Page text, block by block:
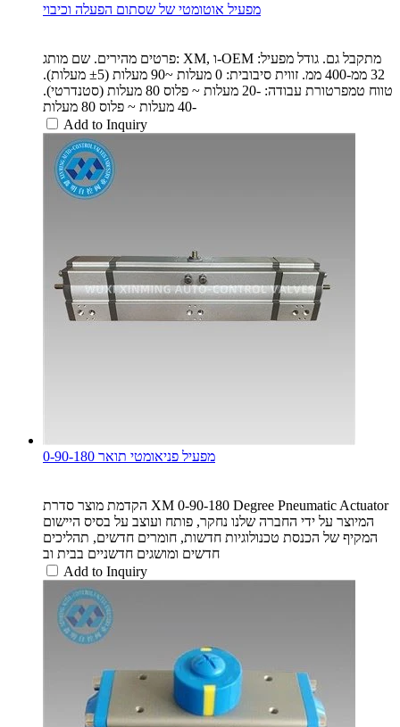
מפעיל אוטומטי של שסתום הפעלה וכיבוי
פרטים מהירים. שם מותג: XM, ו-OEM מתקבל גם. גודל מפעיל:
32 ממ-400 ממ. זווית סיבובית: 0 מעלות ~90 מעלות (±5 מעלות).
טווח טמפרטורת עבודה: -20 מעלות ~ פלוס 80 מעלות (סטנדרטי).
-40 מעלות ~ פלוס 80 מעלות
Add to Inquiry
0-90-180 מפעיל פניאומטי תואר
הקדמת מוצר סדרת XM 0-90-180 Degree Pneumatic Actuator
המיוצר על ידי החברה שלנו נחקר, פותח ועוצב על בסיס היישום
המקיף של הכנסת טכנולוגיות חדשות, חומרים חדשים, תהליכים
חדשים ומושגים חדשניים בבית וב
Add to Inquiry